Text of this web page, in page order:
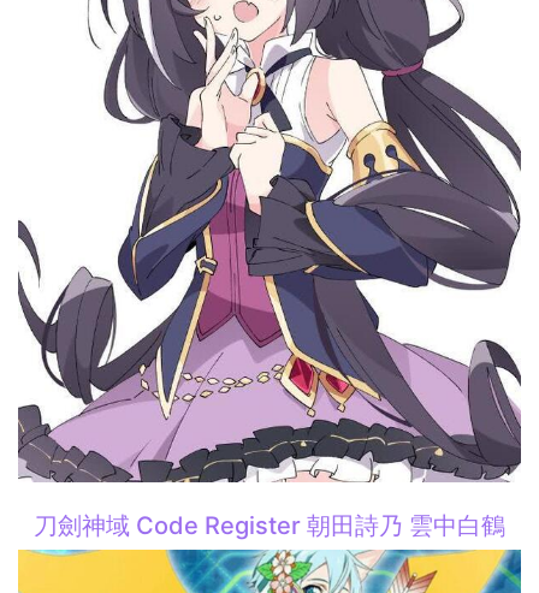
刀劍神域 Code Register 朝田詩乃 雲中白鶴